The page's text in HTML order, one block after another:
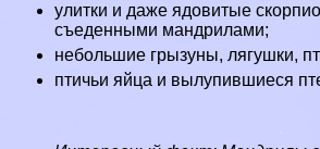
улитки и даже ядовитые
съеденными мaндрилами;
небольшие грызуны, лягушки,
птичьи яйца и вылупившиеся